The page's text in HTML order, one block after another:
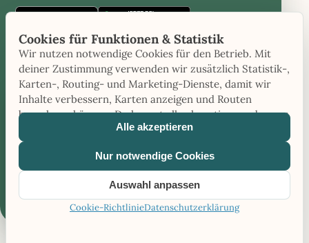
Cookies für Funktionen & Statistik
Wir nutzen notwendige Cookies für den Betrieb. Mit
deiner Zustimmung verwenden wir zusätzlich Statistik-,
Karten-, Routing- und Marketing-Dienste, damit wir
Inhalte verbessern, Karten anzeigen und Routen
berechnen können. Du kannst alle akzeptieren oder nur
notwendige Cookies verwenden.
Alle akzeptieren
Nur notwendige Cookies
Auswahl anpassen
Cookie-RichtlinieDatenschutzerklärung
im
iOS
App
Store
öffnen
bei
Google
Play
öffnen
Campingplätze entlang deiner Route in der App
planen